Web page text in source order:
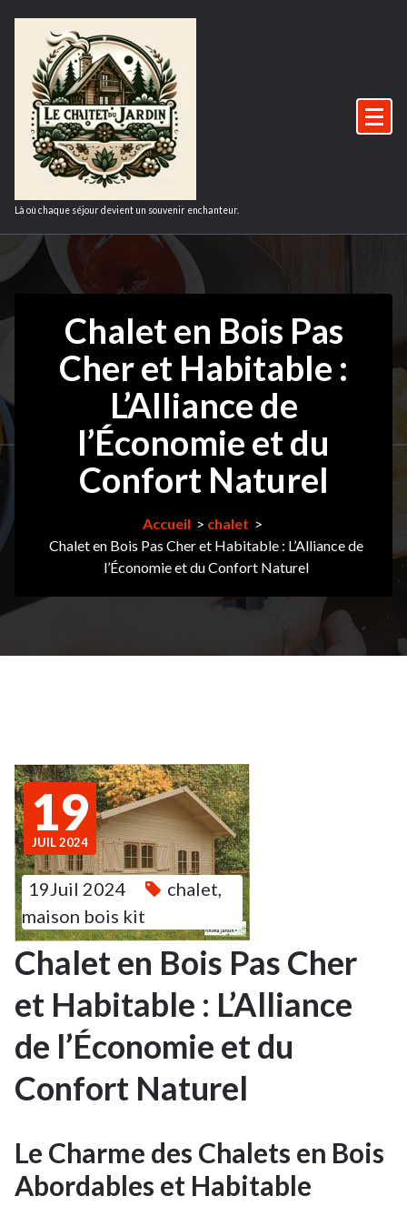
contenu
Là où chaque séjour devient un souvenir enchanteur.
Chalet en Bois Pas
Cher et Habitable :
L’Alliance de
l’Économie et du
Confort Naturel
Accueil > chalet >
Chalet en Bois Pas Cher et Habitable : L’Alliance de
l’Économie et du Confort Naturel
19
JUIL 2024
19Juil 2024 chalet
maison bois kit
Chalet en Bois Pas Cher
et Habitable : L’Alliance
de l’Économie et du
Confort Naturel
Le Charme des Chalets en Bois
Abordables et Habitable